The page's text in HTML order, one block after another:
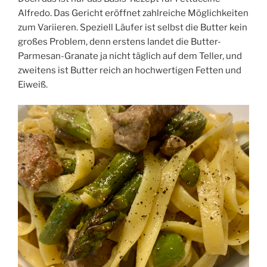
Alfredo. Das Gericht eröffnet zahlreiche Möglichkeiten
zum Variieren. Speziell Läufer ist selbst die Butter kein
großes Problem, denn erstens landet die Butter-
Parmesan-Granate ja nicht täglich auf dem Teller, und
zweitens ist Butter reich an hochwertigen Fetten und
Eiweiß.